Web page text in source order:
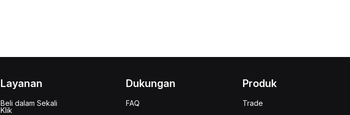
Layanan
Beli dalam Sekali
Klik
Dukungan
FAQ
Produk
Trade